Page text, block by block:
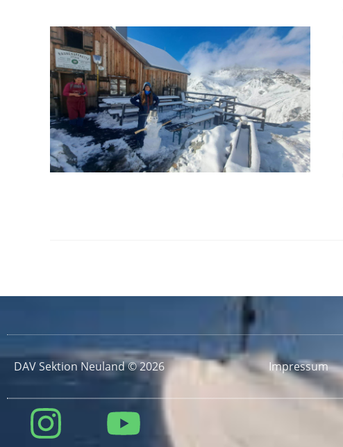
DAV Sektion Neuland © 2026 Impressum